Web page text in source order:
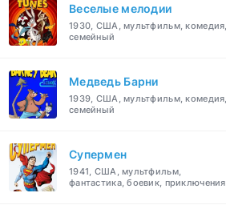
Веселые мелодии
1930, США, мультфильм, комедия,
семейный
Медведь Барни
1939, США, мультфильм, комедия,
семейный
Супермен
1941, США, мультфильм,
фантастика, боевик, приключения,